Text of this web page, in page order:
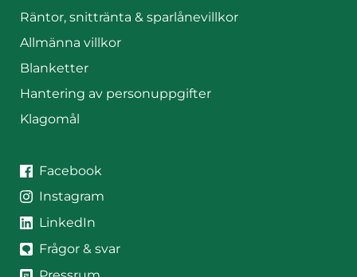
Räntor, snittränta & sparlånevillkor
Allmänna villkor
Blanketter
Hantering av personuppgifter
Klagomål
JAK på sociala medier
JAK på
Facebook
JAK på
Instagram
JAK på
LinkedIn
Frågor & svar